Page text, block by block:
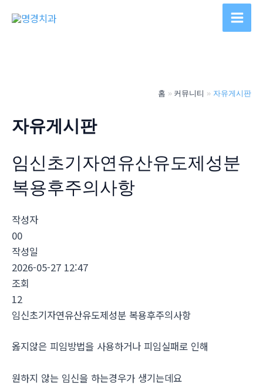
Main
홈 커뮤니티 자유게시판
자유게시판
임신초기자연유산유도제성분
복용후주의사항
작성자
00
작성일
2026-05-27 12:47
조회
12
임신초기자연유산유도제성분 복용후주의사항
옳지않은 피임방법을 사용하거나 피임실패로 인해
원하지 않는 임신을 하는경우가 생기는데요